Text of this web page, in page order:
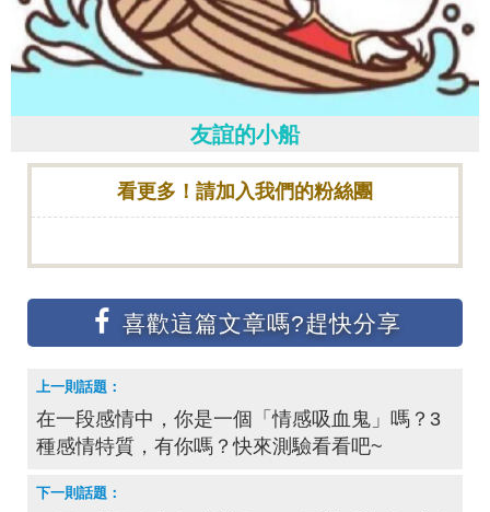
友誼的小船
看更多！請加入我們的粉絲團
在一段感情中，你是一個「情感吸血鬼」嗎？3
種感情特質，有你嗎？快來測驗看看吧~